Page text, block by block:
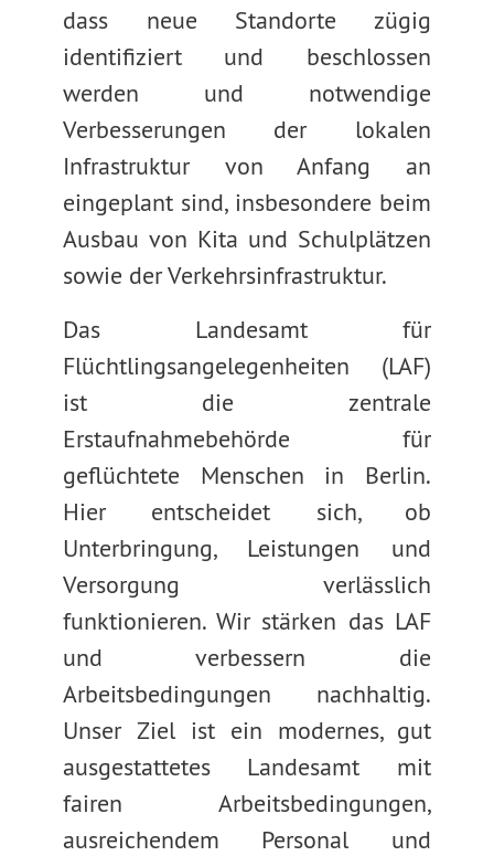
dass neue Standorte zügig
identifiziert und beschlossen
werden und notwendige
Verbesserungen der lokalen
Infrastruktur von Anfang an
eingeplant sind, insbesondere beim
Ausbau von Kita und Schulplätzen
sowie der Verkehrsinfrastruktur.
Das Landesamt für
Flüchtlingsangelegenheiten (LAF)
ist die zentrale
Erstaufnahmebehörde für
geflüchtete Menschen in Berlin.
Hier entscheidet sich, ob
Unterbringung, Leistungen und
Versorgung verlässlich
funktionieren. Wir stärken das LAF
und verbessern die
Arbeitsbedingungen nachhaltig.
Unser Ziel ist ein modernes, gut
ausgestattetes Landesamt mit
fairen Arbeitsbedingungen,
ausreichendem Personal und